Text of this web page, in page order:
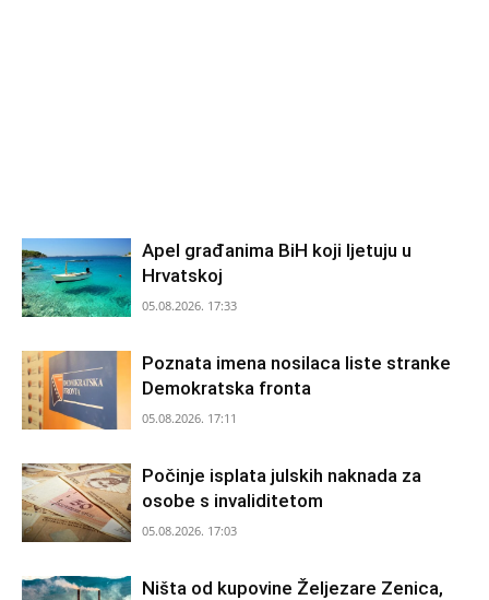
Apel građanima BiH koji ljetuju u
Hrvatskoj
05.08.2026. 17:33
Poznata imena nosilaca liste stranke
Demokratska fronta
05.08.2026. 17:11
Počinje isplata julskih naknada za
osobe s invaliditetom
05.08.2026. 17:03
Ništa od kupovine Željezare Zenica,